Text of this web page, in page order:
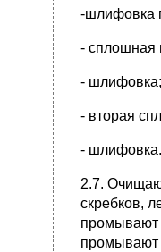
-шлифовка
- сплошная
- шлифовка;
- вторая
- шлифовка.
2.7.
скребков,
промывают
промывают